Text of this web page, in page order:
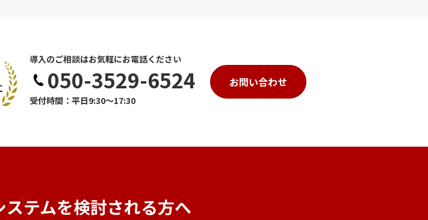
導入のご相談はお気軽にお電話ください
050-3529-6524
受付時間：平日9:30～17:30
お問い合わせ
テムを検討される方へ